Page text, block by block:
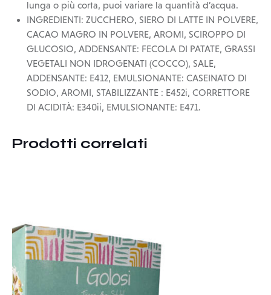
lunga o più corta, puoi variare la quantità d’acqua.
INGREDIENTI: ZUCCHERO, SIERO DI LATTE IN POLVERE,
CACAO MAGRO IN POLVERE, AROMI, SCIROPPO DI
GLUCOSIO, ADDENSANTE: FECOLA DI PATATE, GRASSI
VEGETALI NON IDROGENATI (COCCO), SALE,
ADDENSANTE: E412, EMULSIONANTE: CASEINATO DI
SODIO, AROMI, STABILIZZANTE : E452i, CORRETTORE
DI ACIDITÀ: E340ii, EMULSIONANTE: E471.
Prodotti correlati